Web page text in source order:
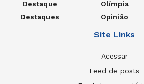
Destaque
Destaques
Olímpia
Opinião
Site Links
Acessar
Feed de posts